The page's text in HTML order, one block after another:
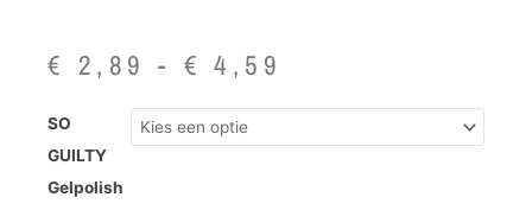
€ 2,89 - € 4,59
tot
€ 4,59
SO
GUILTY
Gelpolish
SO
GUILTY
Cat